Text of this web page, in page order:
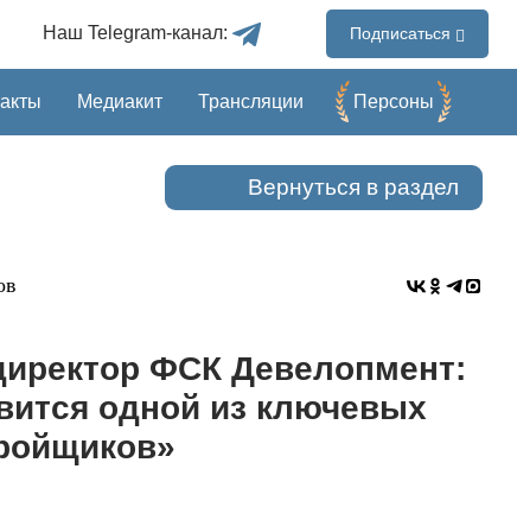
Наш Telegram-канал: Подписаться
Медиакит Трансляции Перcоны
Вернуться в раздел
ФСК Девелопмент:
одной из ключевых